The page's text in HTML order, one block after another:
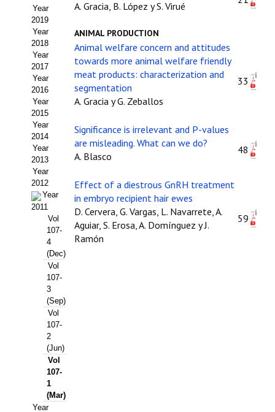
Presentación ITEA
Equipo Editorial
Leer revista ITEA
Directrices para autores/as
Políticas Editoriales
Propuesta Volumen Especial
Sello Calidad FECYT
Premio Prensa Agraria
Buscador de Artículos
JORNADAS AIDA
Presentación Jornadas
Comunicaciones
Jornadas PAM 2026
Premio Jóvenes Investigadores
Buscador de Comunicaciones
Year
2019
Year
2018
Year
2017
Year
2016
Year
2015
Year
2014
Year
2013
Year
2012
Year
2011
Vol
107-
4
(Dec)
Vol
107-
3
(Sep)
Vol
107-
2
(Jun)
Vol
107-
1
(Mar)
Year
A. Gracia, B. López y S. Virué
ANIMAL PRODUCTION
Animal welfare concern and attitudes
towards more animal welfare friendly
meat products: characterization and
segmentation
A. Gracia y G. Zeballos
33
Significance is irrelevant and P-values
are misleading. What can we do?
A. Blasco
48
Effect of a diestrous GnRH treatment
in embryo recipient hair ewes
D. Cervera, G. Vargas, L. Navarrete, A.
Aguiar, S. Erosa, A. Domínguez y J.
Ramón
59